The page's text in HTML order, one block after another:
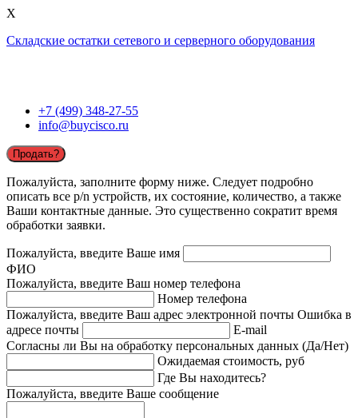
X
Складские остатки сетевого и серверного оборудования
+7 (499) 348-27-55
info@buycisco.ru
Продать?
Пожалуйста, заполните форму ниже. Следует подробно
описать все p/n устройств, их состояние, количество, а также
Ваши контактные данные. Это существенно сократит время
обработки заявки.
Пожалуйста, введите Ваше имя
ФИО
Пожалуйста, введите Ваш номер телефона
Номер телефона
Пожалуйста, введите Ваш адрес электронной почты Ошибка в
адресе почты
E-mail
Согласны ли Вы на обработку персональных данных (Да/Нет)
Ожидаемая стоимость, руб
Где Вы находитесь?
Пожалуйста, введите Ваше сообщение